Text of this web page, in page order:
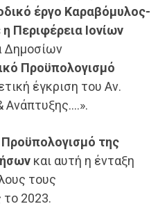
έργο Καραβόμυλος-
Περιφέρεια Ιονίων
Δημοσίων
Προϋπολογισμό
έγκριση του Αν.
Ανάπτυξης….».
Προϋπολογισμό της
και αυτή η ένταξη
τους
2023.